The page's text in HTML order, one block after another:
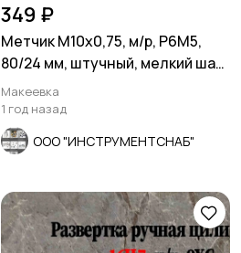
349 ₽
Метчик М10х0,75, м/р, Р6М5,
80/24 мм, штучный, мелкий шаг,
шлиф, СССР.
Макеевка
1 год назад
ООО "ИНСТРУМЕНТСНАБ"